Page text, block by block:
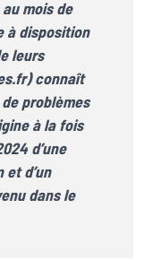
mois de
à disposition
leurs
connaît
problèmes
à la fois
d’une
et d’un
dans le